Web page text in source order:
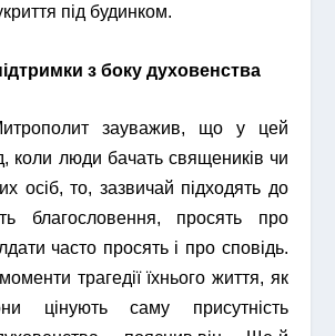
під будинком.
з боку духовенства
зауважив, що у цей
коли люди бачать священиків чи
осіб, то, зазвичай підходять до
благословення, просять про
часто просять і про сповідь.
трагедії їхнього життя, як
цінують саму присутність